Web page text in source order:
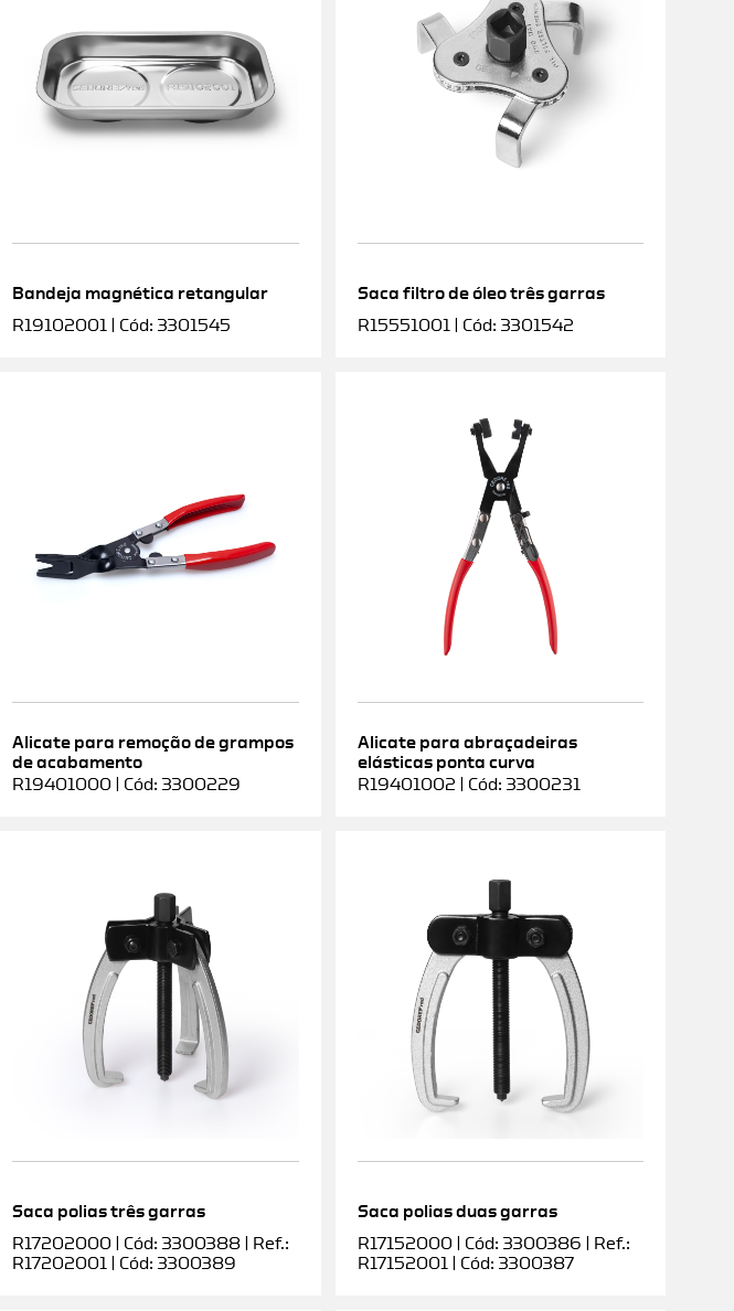
Bandeja magnética retangular
R19102001 | Cód: 3301545
Saca filtro de óleo três garras
R15551001 | Cód: 3301542
Alicate para remoção de grampos
de acabamento
R19401000 | Cód: 3300229
Alicate para abraçadeiras
elásticas ponta curva
R19401002 | Cód: 3300231
Saca polias três garras
R17202000 | Cód: 3300388 | Ref.:
R17202001 | Cód: 3300389
Saca polias duas garras
R17152000 | Cód: 3300386 | Ref.:
R17152001 | Cód: 3300387